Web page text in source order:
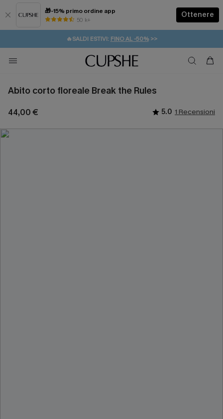
🎁-15% primo ordine app
50 k+
Ottenere
⚡️-15% SUGLI ESSENZIALI DA VACANZA | ACQUISTA
🔥SALDI ESTIVI: FINO AL -50%>>
🚚SPEDIZIONE GRATUITA DA 49€
💌REGALO PER I NUOVI: 20% DI SCONTO*
Abito corto floreale Break the Rules
44,00 € 5.0 1 Recensioni